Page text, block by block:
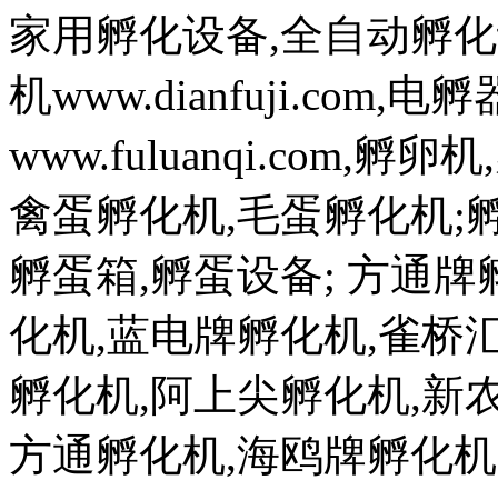
家用孵化设备,全自动孵
机www.dianfuji.com,电
www.fuluanqi.com,孵卵
禽蛋孵化机,毛蛋孵化机;
孵蛋箱,孵蛋设备; 方通
化机,蓝电牌孵化机,雀桥
孵化机,阿上尖孵化机,新
方通孵化机,海鸥牌孵化